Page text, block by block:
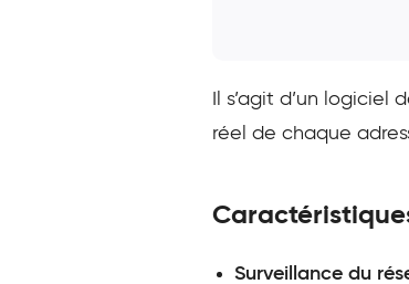
Il s’agit d’un
réel de chaque
Surveillance du